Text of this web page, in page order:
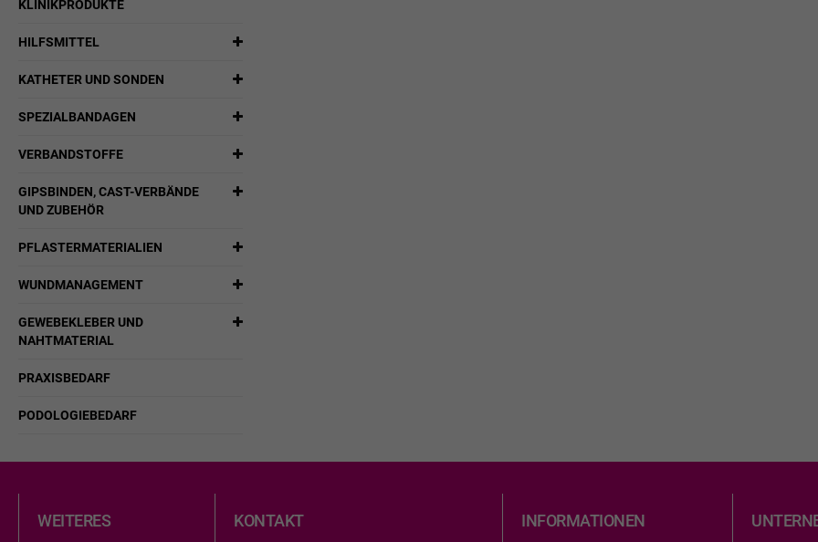
KLINIKPRODUKTE
HILFSMITTEL
KATHETER UND SONDEN
SPEZIALBANDAGEN
VERBANDSTOFFE
GIPSBINDEN, CAST-VERBÄNDE
UND ZUBEHÖR
PFLASTERMATERIALIEN
WUNDMANAGEMENT
GEWEBEKLEBER UND
NAHTMATERIAL
PRAXISBEDARF
PODOLOGIEBEDARF
WEITERES KONTAKT INFORMATIONEN